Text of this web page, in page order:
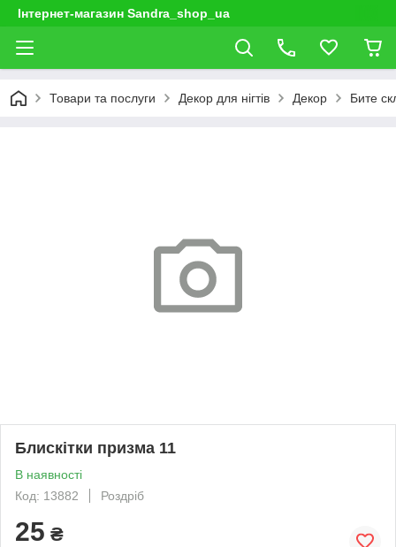
Інтернет-магазин Sandra_shop_ua
Товари та послуги Декор для нігтів Декор Бите
Блискітки призма 11
В наявності
Код: 13882
Роздріб
25 ₴